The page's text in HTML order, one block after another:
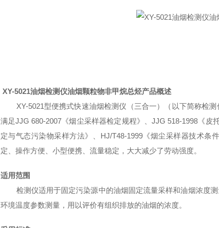
XY-5021油烟检测仪油烟颗粒物非甲烷总烃产品概述
XY-5021型便携式快速油烟检测仪（三合一）（以下简称检
满足JJG 680-2007 《烟尘采样器检定规程》、JJG 518-1998 《皮
定与气态污染物采样方法》、 HJ/T48-1999《烟尘采样器技术条
定、操作方便、小型便携、流量稳定，大大减少了劳动强度。
适用范围
检测仪适用于固定污染源中的油烟固定流量采样和油烟浓度
环境温度参数测量，用以评价有组织排放的油烟的浓度。